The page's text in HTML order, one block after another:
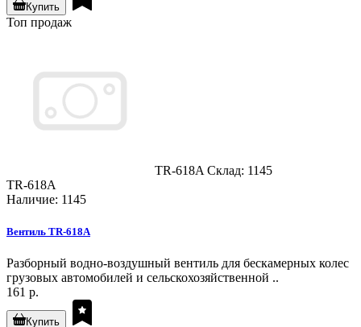
Купить
Топ продаж
TR-618A Склад: 1145
TR-618A
Наличие: 1145
Вентиль TR-618A
Разборный водно-воздушный вентиль для бескамерных колес
грузовых автомобилей и сельскохозяйственной ..
161 р.
Купить